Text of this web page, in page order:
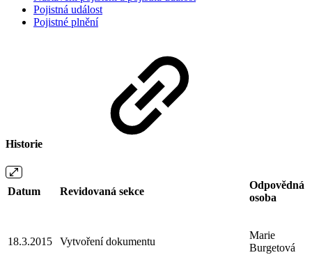
Pojistná událost
Pojistné plnění
Historie
Datum Revidovaná sekce
Odpovědná
osoba
18.3.2015 Vytvoření dokumentu
Marie
Burgetová